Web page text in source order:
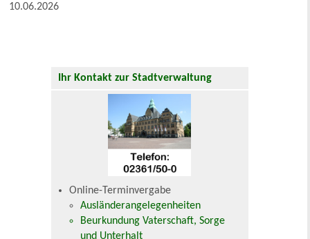
10.06.2026
Ihr Kontakt zur Stadtverwaltung
Online-Terminvergabe
Ausländerangelegenheiten
Beurkundung Vaterschaft, Sorge
und Unterhalt